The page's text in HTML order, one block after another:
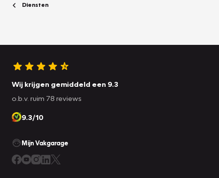
Diensten
Wij krijgen gemiddeld een 9.3
o.b.v. ruim 78 reviews
9.3/10
Mijn Vakgarage